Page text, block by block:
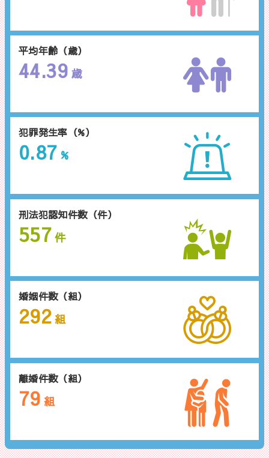
平均年齢（歳）
44.39 歳
刑法犯認知件数（件）
557 件
離婚件数（組）
79 組
犯罪発生率（%）
0.87 %
婚姻件数（組）
292 組